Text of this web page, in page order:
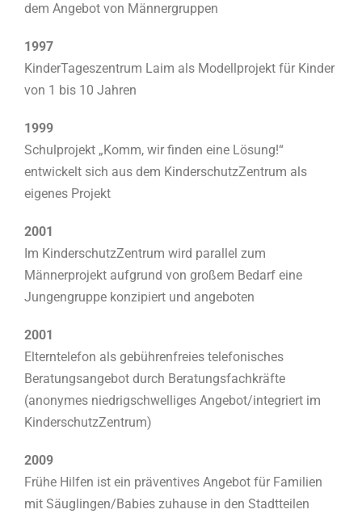
dem Angebot von Männergruppen
1997
KinderTageszentrum Laim als Modellprojekt für Kinder
von 1 bis 10 Jahren
1999
Schulprojekt „Komm, wir finden eine Lösung!“
entwickelt sich aus dem KinderschutzZentrum als
eigenes Projekt
2001
Im KinderschutzZentrum wird parallel zum
Männerprojekt aufgrund von großem Bedarf eine
Jungengruppe konzipiert und angeboten
2001
Elterntelefon als gebührenfreies telefonisches
Beratungsangebot durch Beratungsfachkräfte
(anonymes niedrigschwelliges Angebot/integriert im
KinderschutzZentrum)
2009
Frühe Hilfen ist ein präventives Angebot für Familien
mit Säuglingen/Babies zuhause in den Stadtteilen